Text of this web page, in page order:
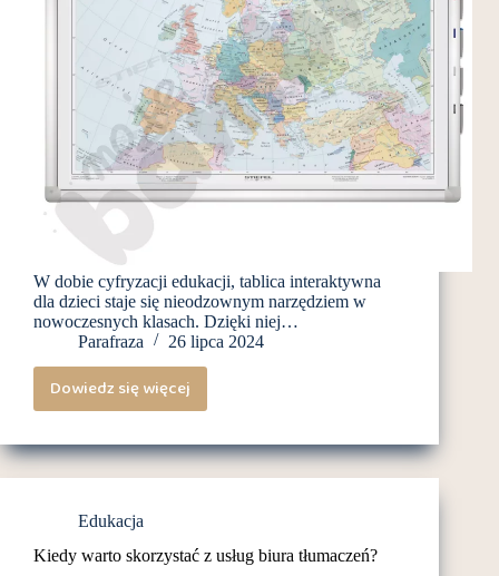
W dobie cyfryzacji edukacji, tablica interaktywna
dla dzieci staje się nieodzownym narzędziem w
nowoczesnych klasach. Dzięki niej…
Parafraza
26 lipca 2024
Dowiedz się więcej
Jak
interaktywne
zmieniają
najmłodszych
uczniów
Edukacja
Kiedy warto skorzystać z usług biura tłumaczeń?